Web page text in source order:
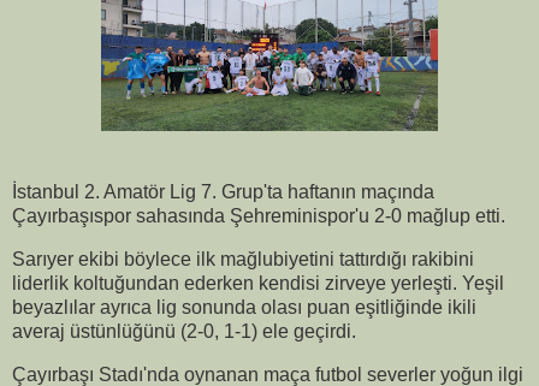
İstanbul 2. Amatör Lig 7. Grup'ta haftanın maçında
Çayırbaşıspor sahasında Şehreminispor'u 2-0 mağlup etti.
Sarıyer ekibi böylece ilk mağlubiyetini tattırdığı rakibini
liderlik koltuğundan ederken kendisi zirveye yerleşti. Yeşil
beyazlılar ayrıca lig sonunda olası puan eşitliğinde ikili
averaj üstünlüğünü (2-0, 1-1) ele geçirdi.
Çayırbaşı Stadı'nda oynanan maça futbol severler yoğun ilgi